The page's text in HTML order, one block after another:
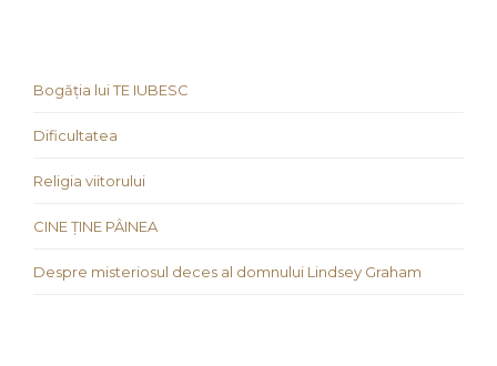
Bogăția lui TE IUBESC
Dificultatea
Religia viitorului
CINE ȚINE PÂINEA
Despre misteriosul deces al domnului Lindsey Graham